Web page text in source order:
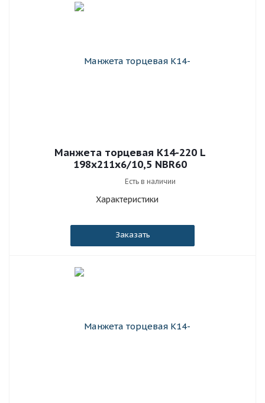
Манжета торцевая К14-220 L
198x211x6/10,5 NBR60
Есть в наличии
Характеристики
Заказать